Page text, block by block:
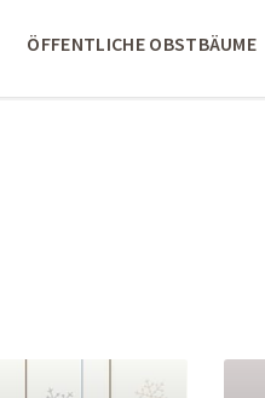
ÖFFENTLICHE OBSTBÄUME
Mehr